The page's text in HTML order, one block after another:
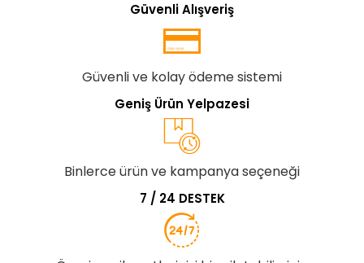
Güvenli Alışveriş
Güvenli ve kolay ödeme sistemi
Geniş Ürün Yelpazesi
Binlerce ürün ve kampanya seçeneği
7 / 24 DESTEK